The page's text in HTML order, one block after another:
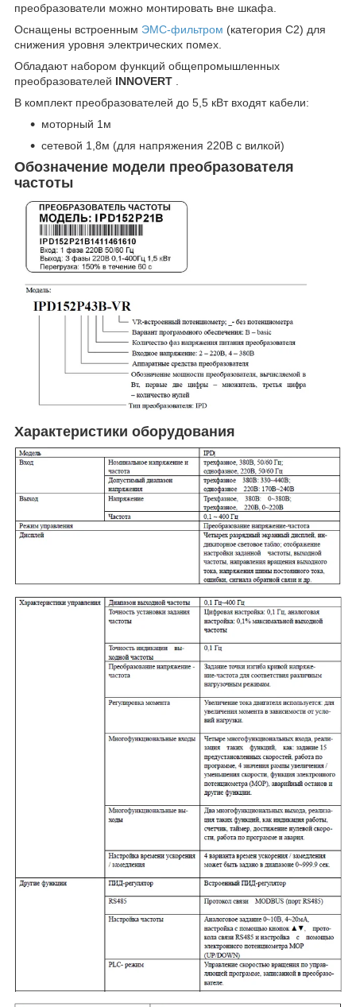
преобразователи можно монтировать вне шкафа.
Оснащены встроенным ЭМС-фильтром (категория C2) для
снижения уровня электрических помех.
Обладают набором функций общепромышленных
преобразователей INNOVERT
В комплект преобразователей до 5,5 кВт входят кабели:
моторный 1м
сетевой 1,8м (для напряжения 220В с вилкой)
Обозначение модели преобразователя
частоты
Характеристики оборудования